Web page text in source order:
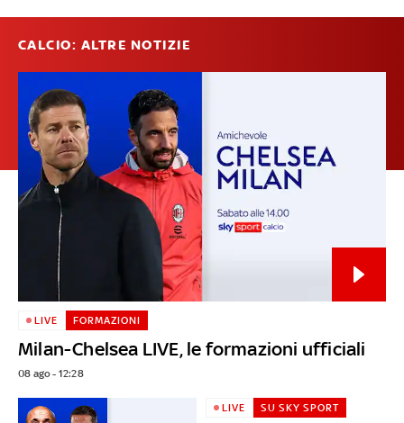
CALCIO: ALTRE NOTIZIE
Milan-Chelsea LIVE, le formazioni ufficiali
LIVE FORMAZIONI
08 ago - 12:28
LIVE SU SKY SPORT